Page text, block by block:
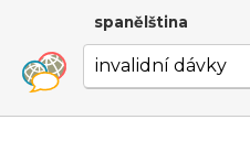
spanělština